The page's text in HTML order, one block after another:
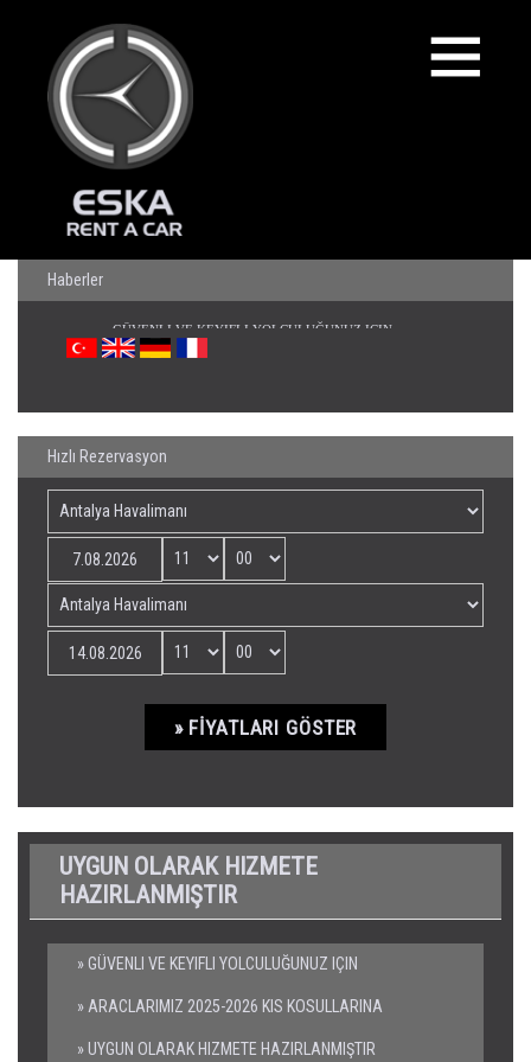
Haberler
Hızlı Rezervasyon
» FIYATLARI GÖSTER
UYGUN OLARAK HIZMETE
HAZIRLANMIŞTIR
» GÜVENLI VE KEYIFLI YOLCULUĞUNUZ IÇIN
» ARACLARIMIZ 2025-2026 KIS KOSULLARINA
» UYGUN OLARAK HIZMETE HAZIRLANMIŞTIR